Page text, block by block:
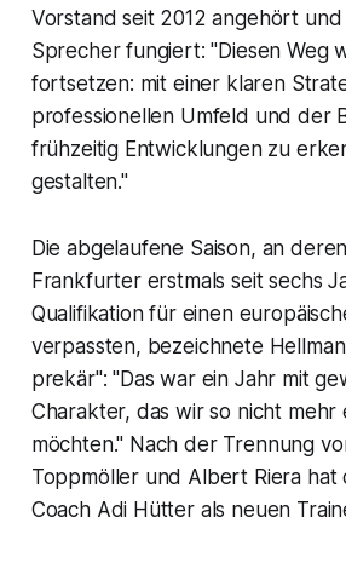
Vorstand seit 2012 angehört und
Sprecher fungiert: "Diesen Weg
fortsetzen: mit einer klaren
professionellen Umfeld und der
frühzeitig Entwicklungen zu
gestalten."
Die abgelaufene Saison, an
Frankfurter erstmals seit sechs
Qualifikation für einen
verpassten, bezeichnete
prekär": "Das war ein Jahr mit
Charakter, das wir so nicht mehr
möchten." Nach der Trennung
Toppmöller und Albert Riera hat
Coach Adi Hütter als neuen